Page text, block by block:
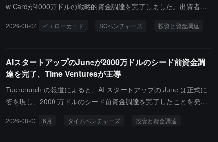
w Cardが4000万ドルの戦略的資金調達を完了しました。出資者に
ベーションファンド、Polychain Capital、Blockchain Capitalが含ま
界市場へのステーブルコインチャネルを拡大するために使用されま
す。
2026-08-04 イエローカード SCベンチャーズ 投資と資金調達
AIスタートアップのJuneが2000万ドルのシード前資金調
達を完了、Time Venturesが主導
Techcrunch の報道によると、AI スタートアップの June は正式に
姿を現し、2000 万ドルのシード前資金調達を完了したことを発表
hael Dell、Aaron Levie、George Kurtz などのテクノロジー界の著
2026-08-03 6月 タイムベンチャーズ 投資と資金調達